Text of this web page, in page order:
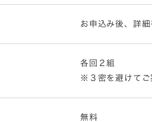
お申込み後、詳細
各回２組
※３密を避けてご
無料